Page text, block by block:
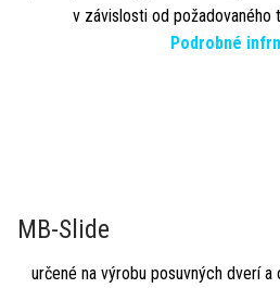
v závislosti od požadovaného
Podrobné
MB-Slide
určené na výrobu posuvných dverí